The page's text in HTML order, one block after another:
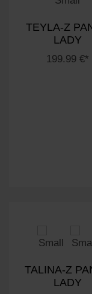
TEYLA-Z
LADY
199.99 €*
TALINA-Z
LADY